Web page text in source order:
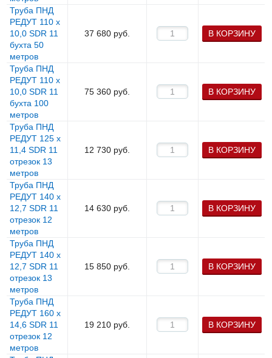
Труба ПНД
РЕДУТ 110 х
10,0 SDR 11
бухта 50
метров
37 680 руб. В КОРЗИНУ
Труба ПНД
РЕДУТ 110 х
10,0 SDR 11
бухта 100
метров
75 360 руб. В КОРЗИНУ
Труба ПНД
РЕДУТ 125 х
11,4 SDR 11
отрезок 13
метров
12 730 руб. В КОРЗИНУ
Труба ПНД
РЕДУТ 140 х
12,7 SDR 11
отрезок 12
метров
14 630 руб. В КОРЗИНУ
Труба ПНД
РЕДУТ 140 х
12,7 SDR 11
отрезок 13
метров
15 850 руб. В КОРЗИНУ
Труба ПНД
РЕДУТ 160 х
14,6 SDR 11
отрезок 12
метров
19 210 руб. В КОРЗИНУ